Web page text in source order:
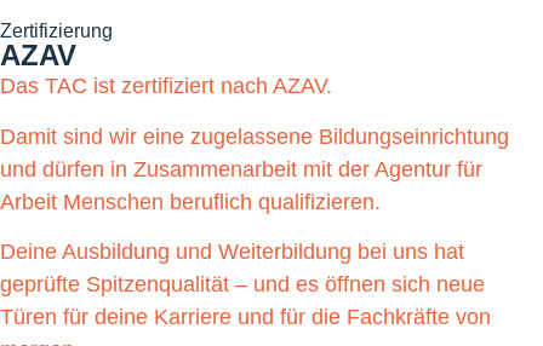
Zertifizierung
AZAV
Das TAC ist zertifiziert nach AZAV.
Damit sind wir eine zugelassene Bildungseinrichtung
und dürfen in Zusammenarbeit mit der Agentur für
Arbeit Menschen beruflich qualifizieren.
Deine Ausbildung und Weiterbildung bei uns hat
geprüfte Spitzenqualität – und es öffnen sich neue
Türen für deine Karriere und für die Fachkräfte von